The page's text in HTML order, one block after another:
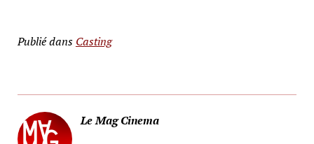
Publié dans Casting
Le Mag Cinema